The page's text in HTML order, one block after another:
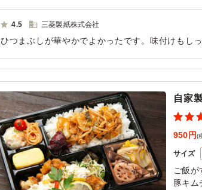
があり
4.5 三菱製紙株式会社
ひつまぶしが華やかでよかったです。味付けもし
自家
950円(
サイズ
ご飯が
豚キム